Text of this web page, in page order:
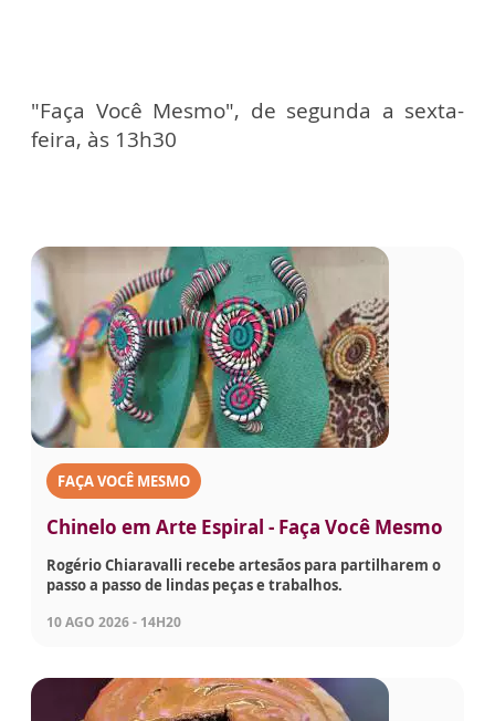
"Faça Você Mesmo", de segunda a sexta-
feira, às 13h30
FAÇA VOCÊ MESMO
Chinelo em Arte Espiral - Faça Você Mesmo
Rogério Chiaravalli recebe artesãos para partilharem o
passo a passo de lindas peças e trabalhos.
10 AGO 2026 - 14H20